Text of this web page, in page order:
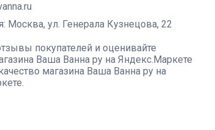
Москва, ул. Генерала Кузнецова, 22